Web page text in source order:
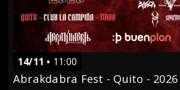
14/11 11:00
Abrakdabra Fest - Quito - 2026